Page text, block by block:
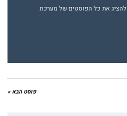
להציג את כל הפוסטים של מערכת
פוסט הבא »